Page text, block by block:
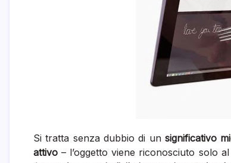
Si tratta senza dubbio di un significativo
attivo – l’oggetto viene riconosciuto solo